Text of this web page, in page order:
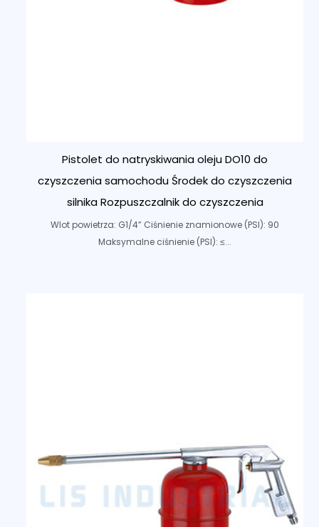
Pistolet do natryskiwania oleju DO10 do
czyszczenia samochodu Środek do czyszczenia
silnika Rozpuszczalnik do czyszczenia
Wlot powietrza: G1/4” Ciśnienie znamionowe (PSI): 90
Maksymalne ciśnienie (PSI): ≤...